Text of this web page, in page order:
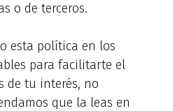
o de terceros.
esta política en los
para facilitarte el
de tu interés, no
que la leas en